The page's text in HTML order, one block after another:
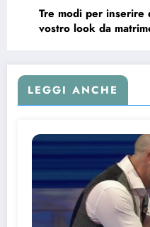
Tre modi per inserire
vostro look da
LEGGI ANCHE